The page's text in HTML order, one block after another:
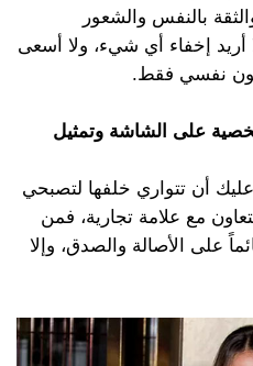
بالنفس والشعور
أريد إخفاء أي شيء، ولا أسعى
نفسي فقط.
على الشاشة وتمثيل
أن تتواري خلفها لتصبحي
مع علامة تجارية، فمن
على الأصالة والصدق، وإلا